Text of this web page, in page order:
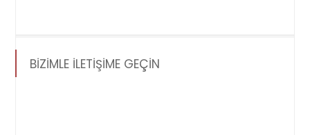
BİZİMLE İLETİŞİME GEÇİN